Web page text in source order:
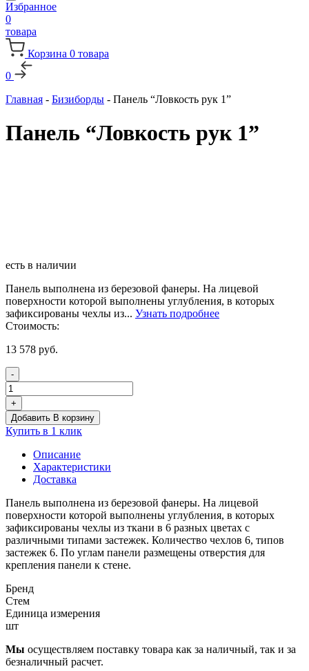
Избранное
0
товара
Корзина 0 товара
0
Главная - Бизиборды - Панель “Ловкость рук 1”
Панель “Ловкость рук 1”
есть в наличии
Панель выполнена из березовой фанеры. На лицевой
поверхности которой выполнены углубления, в которых
зафиксированы чехлы из... Узнать подробнее
Стоимость:
13 578 руб.
-
Количество
товара
Панель
"Ловкость
рук
+
Добавить В корзину
Купить в 1 клик
Описание
Характеристики
Доставка
Панель выполнена из березовой фанеры. На лицевой
поверхности которой выполнены углубления, в которых
зафиксированы чехлы из ткани в 6 разных цветах с
различными типами застежек. Количество чехлов 6, типов
застежек 6. По углам панели размещены отверстия для
крепления панели к стене.
Бренд
Стем
Единица измерения
шт
Мы осуществляем поставку товара как за наличный, так и за
безналичный расчет.